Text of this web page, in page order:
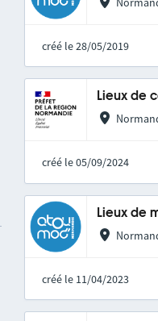
créé le 28/05/2019
Lieux de
créé le 05/09/2024
Lieux de
créé le 11/04/2023